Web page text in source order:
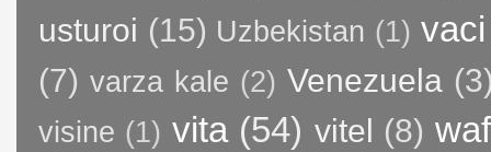
usturoi (15) Uzbekistan (1) vaci
(7) varza kale (2) Venezuela
visine (1) vita (54) vitel (8)